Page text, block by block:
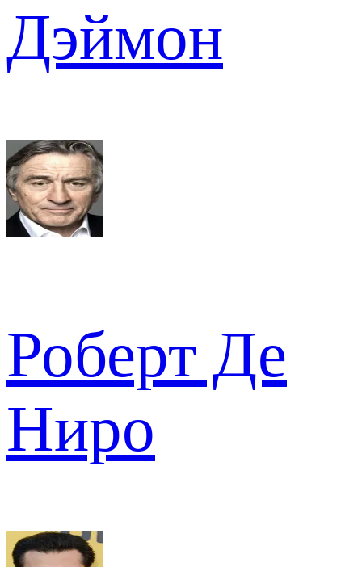
Дэймон
Роберт Де
Ниро